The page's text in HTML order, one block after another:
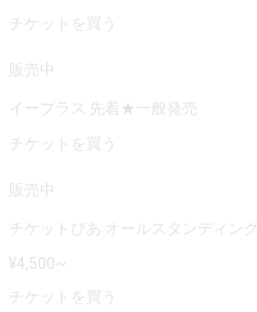
チケットを買う
販売中
イープラス 先着★一般発売
チケットを買う
販売中
チケットぴあ オールスタンディング
¥4,500~
チケットを買う